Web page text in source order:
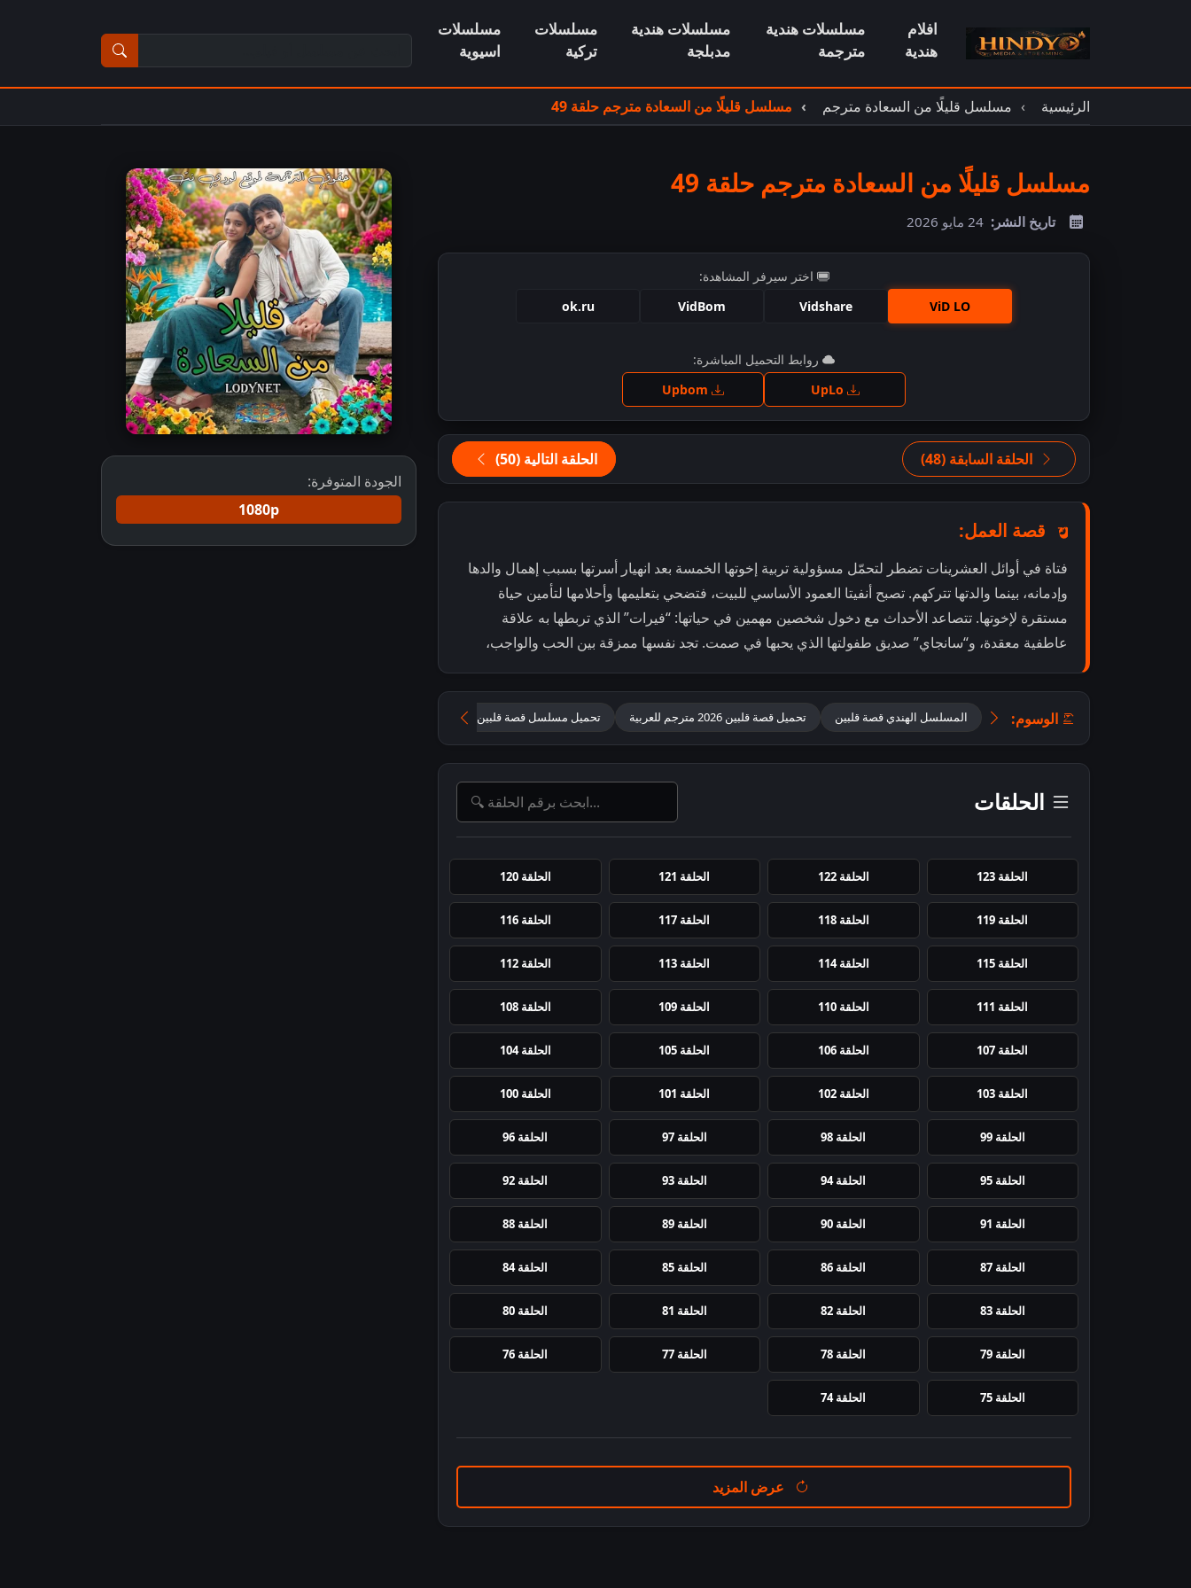
افلام
هندية
مسلسلات هندية
مترجمة
مسلسلات هندية
مدبلجة
مسلسلات
تركية
مسلسلات
اسيوية
الرئيسية مسلسل قليلًا من السعادة مترجم مسلسل قليلًا من السعادة مترجم حلقة 49
مسلسل قليلًا من السعادة مترجم حلقة 49
تاريخ النشر: 24 مايو 2026
اختر سيرفر المشاهدة:
ViD LO
Vidshare
VidBom
ok.ru
اضغط للمشاهدة
روابط التحميل المباشرة:
الحلقة السابقة (48) الحلقة التالية (50)
قصة العمل:
فتاة في أوائل العشرينات تضطر لتحمّل مسؤولية تربية إخوتها الخمسة بعد انهيار أسرتها بسبب إهمال والدها
وإدمانه، بينما والدتها تتركهم. تصبح أنفيتا العمود الأساسي للبيت، فتضحي بتعليمها وأحلامها لتأمين حياة
مستقرة لإخوتها. تتصاعد الأحداث مع دخول شخصين مهمين في حياتها: “فيرات” الذي تربطها به علاقة
عاطفية معقدة، و“سانجاي” صديق طفولتها الذي يحبها في صمت. تجد نفسها ممزقة بين الحب والواجب،
الوسوم: المسلسل الهندي قصة قلبين تحميل قصة قلبين 2026 مترجم للعربية تحميل مسلسل قصة قلبين مترجم
الحلقات
الحلقة 123 الحلقة 122 الحلقة 121 الحلقة 120
الحلقة 119 الحلقة 118 الحلقة 117 الحلقة 116
الحلقة 115 الحلقة 114 الحلقة 113 الحلقة 112
الحلقة 111 الحلقة 110 الحلقة 109 الحلقة 108
الحلقة 107 الحلقة 106 الحلقة 105 الحلقة 104
الحلقة 103 الحلقة 102 الحلقة 101 الحلقة 100
الحلقة 99 الحلقة 98 الحلقة 97 الحلقة 96
الحلقة 95 الحلقة 94 الحلقة 93 الحلقة 92
الحلقة 91 الحلقة 90 الحلقة 89 الحلقة 88
الحلقة 87 الحلقة 86 الحلقة 85 الحلقة 84
الحلقة 83 الحلقة 82 الحلقة 81 الحلقة 80
الحلقة 79 الحلقة 78 الحلقة 77 الحلقة 76
الحلقة 75 الحلقة 74
عرض المزيد
الجودة المتوفرة:
1080p